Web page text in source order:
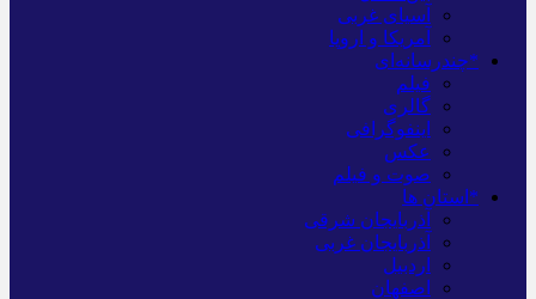
آسیای غربی
آمریکا و اروپا
*چندرسانه‌ای
فیلم
گالری
اینفوگرافی
عکس
صوت و فیلم
*استان ها
آذربایجان شرقی
آذربایجان غربی
اردبیل
اصفهان